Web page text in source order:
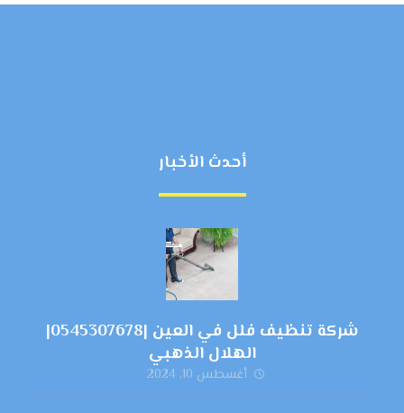
أحدث الأخبار
شركة تنظيف فلل في العين |0545307678|
الهلال الذهبي
أغسطس 10, 2024